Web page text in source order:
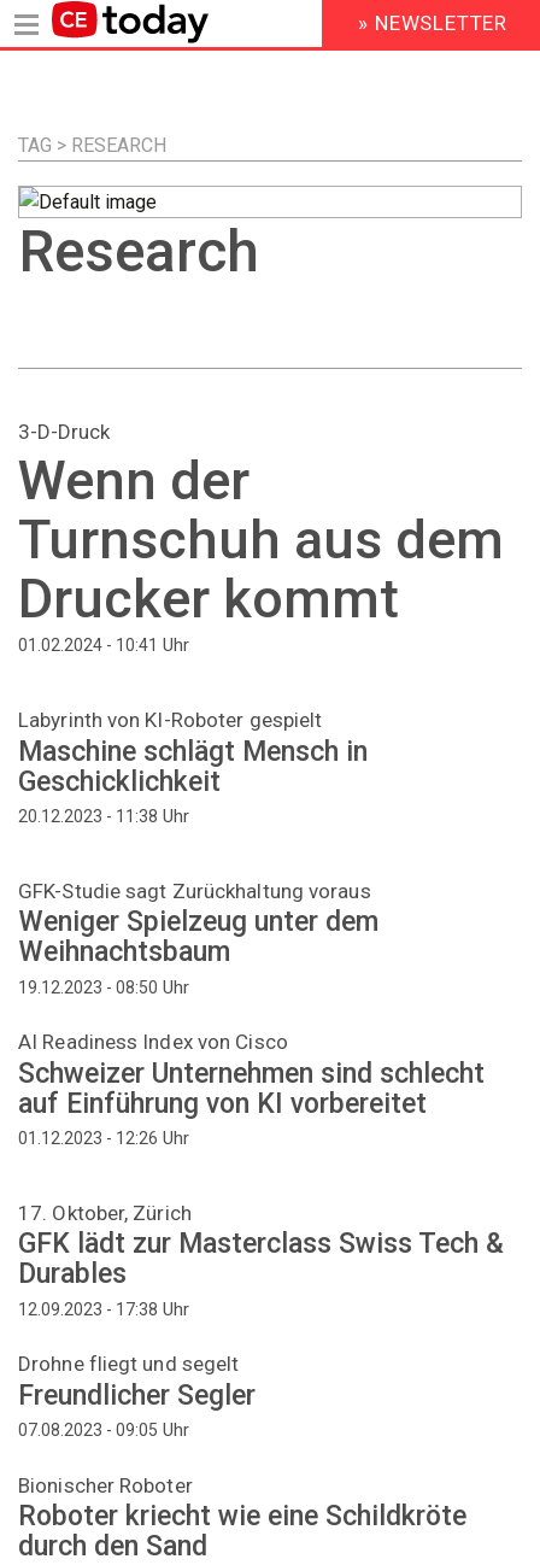
Inhalt
HEADER
MENU
» NEWSLETTER
TAG > RESEARCH
Research
3-D-Druck
Wenn der
Turnschuh aus dem
Drucker kommt
01.02.2024 - 10:41 Uhr
Labyrinth von KI-Roboter gespielt
Maschine schlägt Mensch in
Geschicklichkeit
20.12.2023 - 11:38 Uhr
GFK-Studie sagt Zurückhaltung voraus
Weniger Spielzeug unter dem
Weihnachtsbaum
19.12.2023 - 08:50 Uhr
AI Readiness Index von Cisco
Schweizer Unternehmen sind schlecht
auf Einführung von KI vorbereitet
01.12.2023 - 12:26 Uhr
17. Oktober, Zürich
GFK lädt zur Masterclass Swiss Tech &
Durables
12.09.2023 - 17:38 Uhr
Drohne fliegt und segelt
Freundlicher Segler
07.08.2023 - 09:05 Uhr
Bionischer Roboter
Roboter kriecht wie eine Schildkröte
durch den Sand